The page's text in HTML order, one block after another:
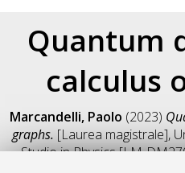
Quantum
calculus
Marcandelli, Paolo (2023)
graphs. [Laurea magistrale],
Studio inPhysics [LM-